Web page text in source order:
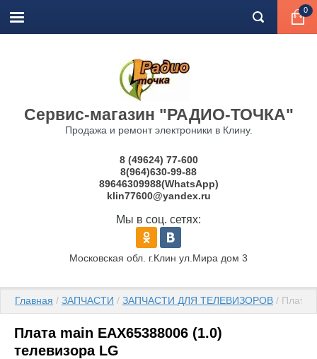
0
Сервис-магазин "РАДИО-ТОЧКА"
Продажа и ремонт электроники в Клину.
8 (49624) 77-600
8(964)630-99-88
89646309988(WhatsApp)
klin77600@yandex.ru
Мы в соц. сетях:
Московская обл. г.Клин ул.Мира дом 3
Главная / ЗАПЧАСТИ / ЗАПЧАСТИ ДЛЯ ТЕЛЕВИЗОРОВ / Плата
Плата main EAX65388006 (1.0)
телевизора LG